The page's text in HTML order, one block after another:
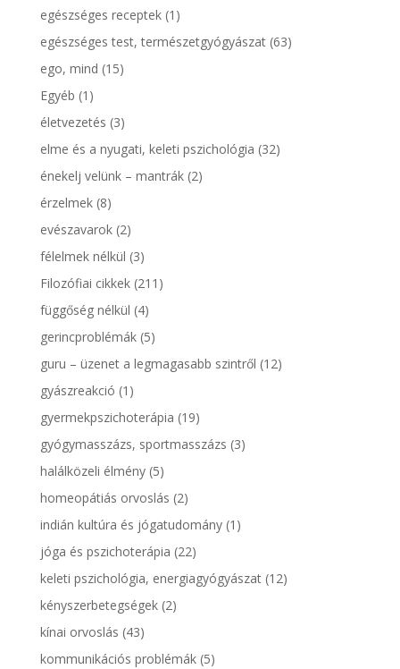
egészséges receptek(1)
egészséges test, természetgyógyászat(63)
ego, mind (15)
Egyéb (1)
életvezetés (3)
elme és a nyugati, keleti pszichológia (32)
énekelj velünk – mantrák(2)
érzelmek(8)
evészavarok(2)
félelmek nélkül (3)
Filozófiai cikkek(211)
függőség nélkül (4)
gerincproblémák(5)
guru – üzenet a legmagasabb szintről (12)
gyászreakció (1)
gyermekpszichoterápia (19)
gyógymasszázs, sportmasszázs (3)
halálközeli élmény(5)
homeopátiás orvoslás (2)
indián kultúra és jógatudomány(1)
jóga és pszichoterápia (22)
keleti pszichológia, energiagyógyászat(12)
kényszerbetegségek(2)
kínai orvoslás (43)
kommunikációs problémák(5)